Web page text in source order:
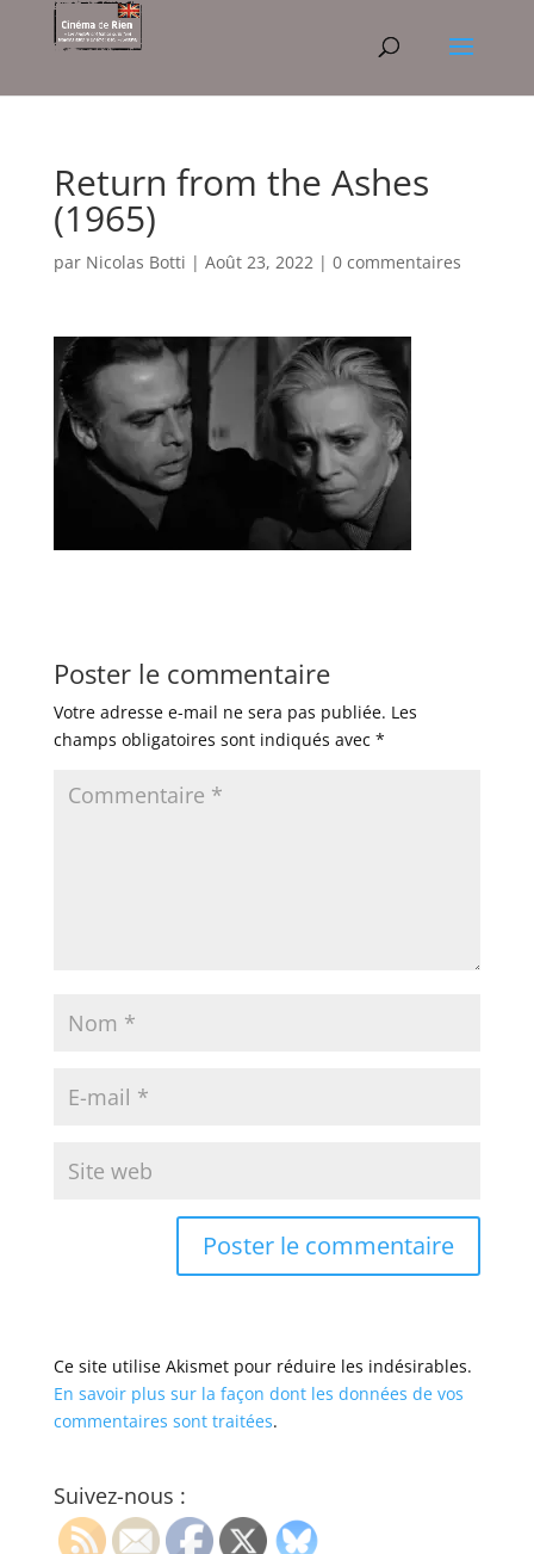
Return from the Ashes
(1965)
par Nicolas Botti | Août 23, 2022| 0 commentaires
Poster le commentaire
Votre adresse e-mail ne sera pas publiée. Les
champs obligatoires sont indiqués avec *
Ce site utilise Akismet pour réduire les indésirables.
En savoir plus sur la façon dont les données de vos
commentaires sont traitées.
Suivez-nous :